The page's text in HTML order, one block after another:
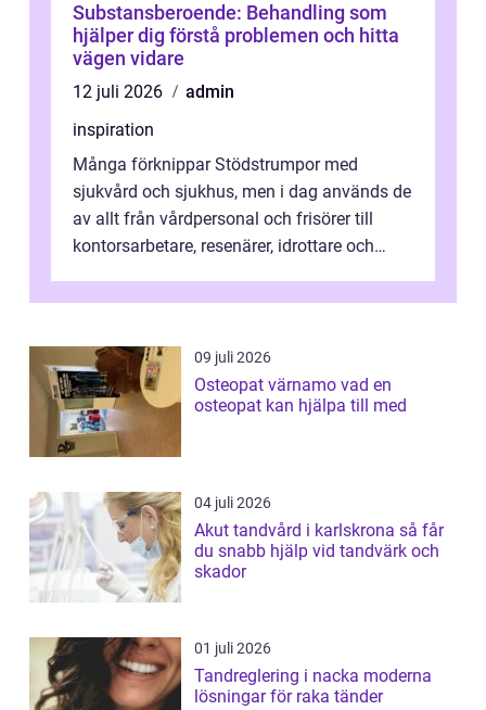
Substansberoende: Behandling som
hjälper dig förstå problemen och hitta
vägen vidare
12 juli 2026
admin
inspiration
Många förknippar Stödstrumpor med
sjukvård och sjukhus, men i dag används de
av allt från vårdpersonal och frisörer till
kontorsarbetare, resenärer, idrottare och
09 juli 2026
Osteopat värnamo vad en
osteopat kan hjälpa till med
04 juli 2026
Akut tandvård i karlskrona så får
du snabb hjälp vid tandvärk och
skador
01 juli 2026
Tandreglering i nacka moderna
lösningar för raka tänder